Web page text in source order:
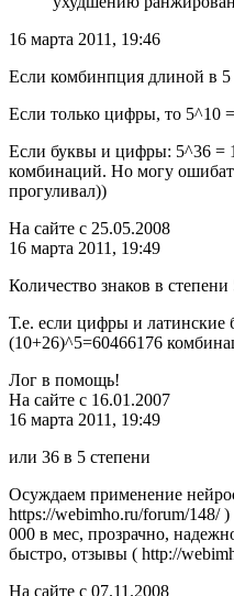
16 марта 2011, 19:46
Если комбинпция длиной в 5
Если только цифры, то 5^10
Если буквы и цифры: 5^36 =
комбинаций. Но могу
прогуливал))
На сайте с 25.05.2008
16 марта 2011, 19:49
Количество знаков в степени
Т.е. если цифры и латинские
(10+26)^5=60466176
Лог в помощь!
На сайте с 16.01.2007
16 марта 2011, 19:49
или 36 в 5 степени
Осуждаем применение
https://webimho.ru/forum/148/
000 в мес, прозрачно,
быстро, отзывы ( http://
На сайте с 07.11.2008